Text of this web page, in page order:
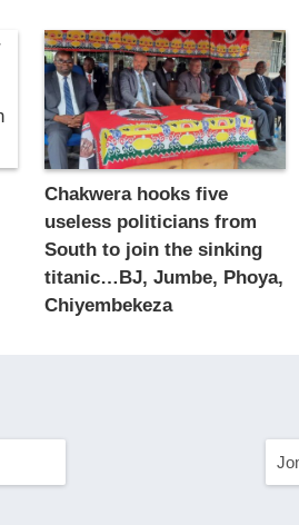
Chakwera hooks five
useless politicians from
South to join the sinking
titanic…BJ, Jumbe, Phoya,
Chiyembekeza